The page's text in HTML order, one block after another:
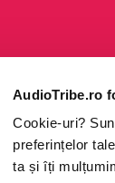
AudioTribe.ro
Cookie-uri?
preferințelor
ta și îți